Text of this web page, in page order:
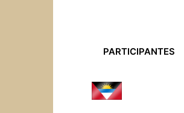
PARTICIPANTES